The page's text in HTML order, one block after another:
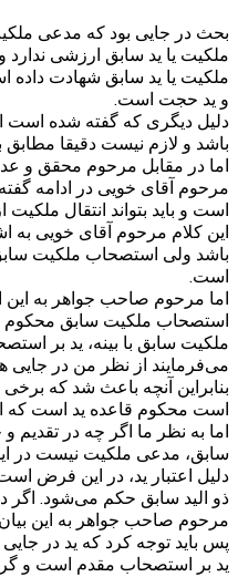
بحث در جایی بود که مدعی
ملکیت یا ید سابق ارزشی
ملکیت یا ید سابق شهادت
و ید حجت است.
دلیل دیگری که گفته شده است
باشد و لازم نیست دقیقا مطابق
اما در مقابل مرحوم محقق و
مرحوم آقای خویی در ادامه
است و باید بتواند انتقال
این کلام مرحوم آقای خویی به
باشد ولی استصحاب ملکیت
است.
اما مرحوم صاحب جواهر به این
استصحاب ملکیت سابق محکوم
ملکیت سابق با بینه، ید بر
می‌فرمایند از نظر من در
بنابراین آنچه باعث شد که
است محکوم قاعده ید است که
اما به نظر ما اگر چه در
سابق، مدعی ملکیت نیست در
دلیل اعتبار ید، در این فرض
ذو الید سابق حکم می‌شود. اگر
مرحوم صاحب جواهر به این
پس باید توجه کرد که ید در
ید بر استصحاب مقدم است و